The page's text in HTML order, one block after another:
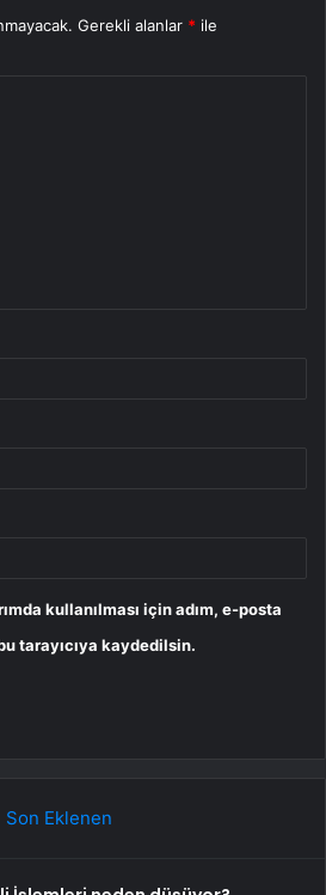
Gerekli alanlar * ile
kullanılması için adım, e-posta
tarayıcıya kaydedilsin.
Son Eklenen